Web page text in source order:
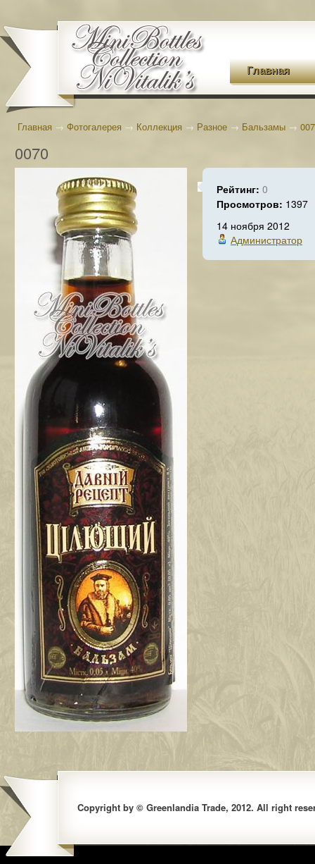
Главная
Главная → Фотогалерея → Коллекция → Разное → Бальзамы →
0070
Рейтинг: 0
Просмотров: 1397
14 ноября 2012
Администратор
Copyright by © Greenlandia Trade, 2012. All right